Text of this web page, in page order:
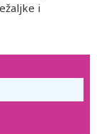
i